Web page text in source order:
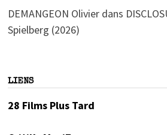
DEMANGEON Olivierdans
Spielberg (2026)
LIENS
28 Films Plus Tard